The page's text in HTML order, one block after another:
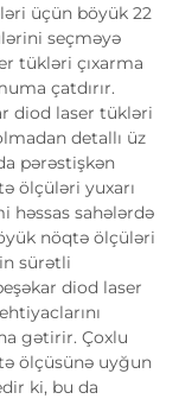
üçün böyük 22
seçməyə
tükləri çıxarma
çatdırır.
diod laser tükləri
detallı üz
pərəstişkən
ölçüləri yuxarı
həssas sahələrdə
nöqtə ölçüləri
sürətli
diod laser
gətirir. Çoxlu
ölçüsünə uyğun
ki, bu da